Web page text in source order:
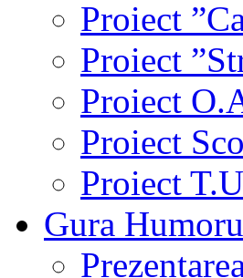
Proiect
Proiect
Proiect
Proiect
Proiect
Gura